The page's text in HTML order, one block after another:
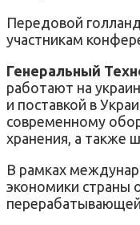
Передовой
участникам
Генеральный
работают на
и поставкой в
современному
хранения, а также
В рамках
экономики страны